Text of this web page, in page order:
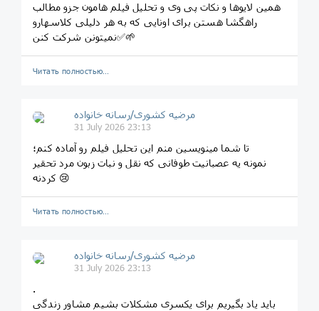
همین لایوها و نکات پی وی و تحلیل فیلم هامون جزو مطالب
راهگشا هستن برای اونایی که به هر دلیلی کلاسهارو
نمیتونن شرکت کنن✅🌱
Читать полностью…
مرضیه کشوری/رسانه خانواده
31 July 2026 23:13
تا شما مینویسین منم این تحلیل فیلم رو آماده کنم؛
نمونه یه عصبانیت طوفانی که نقل و نبات زبون مرد تحقیر
کردنه 😢
Читать полностью…
مرضیه کشوری/رسانه خانواده
31 July 2026 23:13
.
باید یاد بگیریم برای یکسری مشکلات بشیم مشاور زندگی